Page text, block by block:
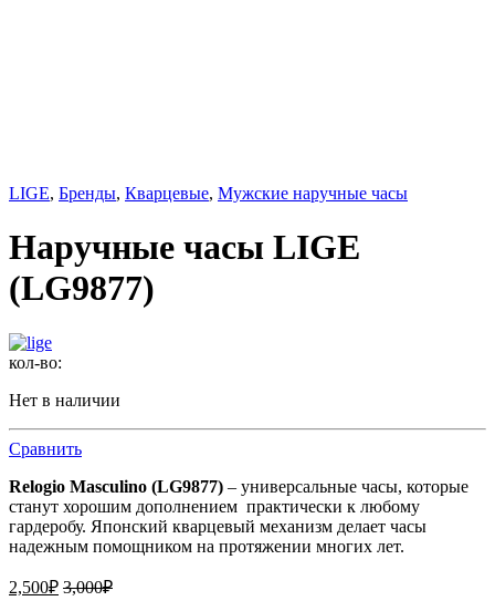
LIGE, Бренды, Кварцевые, Мужские наручные часы
Наручные часы LIGE
(LG9877)
кол-во:
Нет в наличии
Сравнить
Relogio Masculino (LG9877) – универсальные часы, которые
станут хорошим дополнением практически к любому
гардеробу. Японский кварцевый механизм делает часы
надежным помощником на протяжении многих лет.
2,500₽ 3,000₽